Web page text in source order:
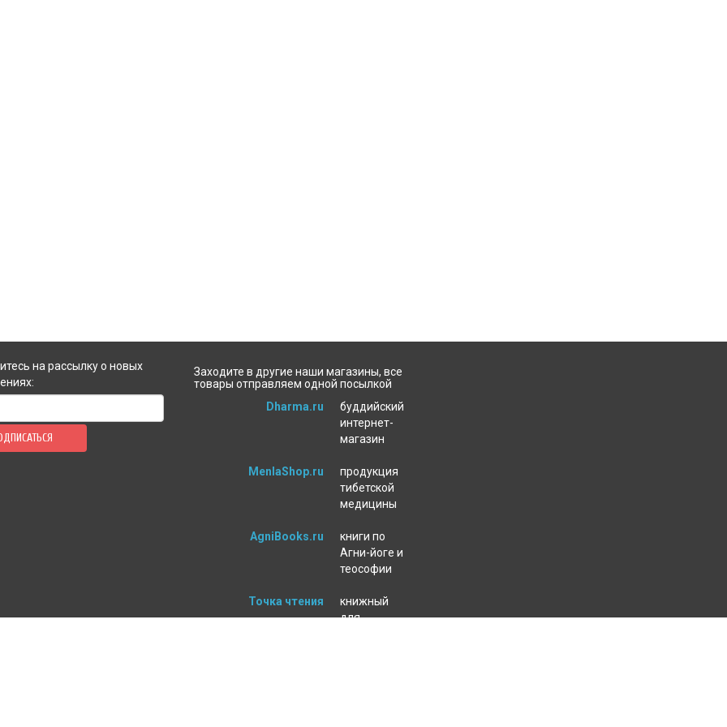
на рассылку о новых
Заходите в другие наши магазины, все
товары отправляем одной посылкой
Dharma.ru
буддийский
интернет-
магазин
MenlaShop.ru
продукция
тибетской
медицины
AgniBooks.ru
книги по
Агни-йоге и
теософии
Точка чтения
книжный
для